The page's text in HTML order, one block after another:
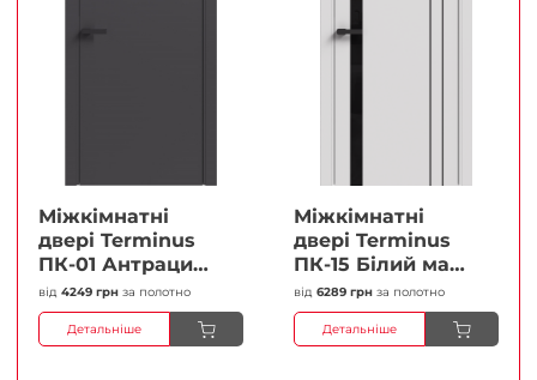
Міжкімнатні
двері Terminus
ПК-01 Антрацит
(п/п) Глухі
Плівка
від 4249 грн за полотно
Детальніше
Міжкімнатні
двері Terminus
ПК-15 Білий мат
(Термінус) Чорне
скло Плівка
від 6289 грн за полотно
Детальніше